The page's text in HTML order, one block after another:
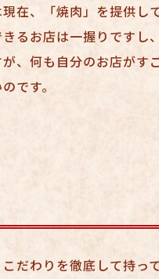
在、「焼肉」を提供し
るお店は一握りですし
、何も自分のお店が
です。
だわりを徹底して持っ